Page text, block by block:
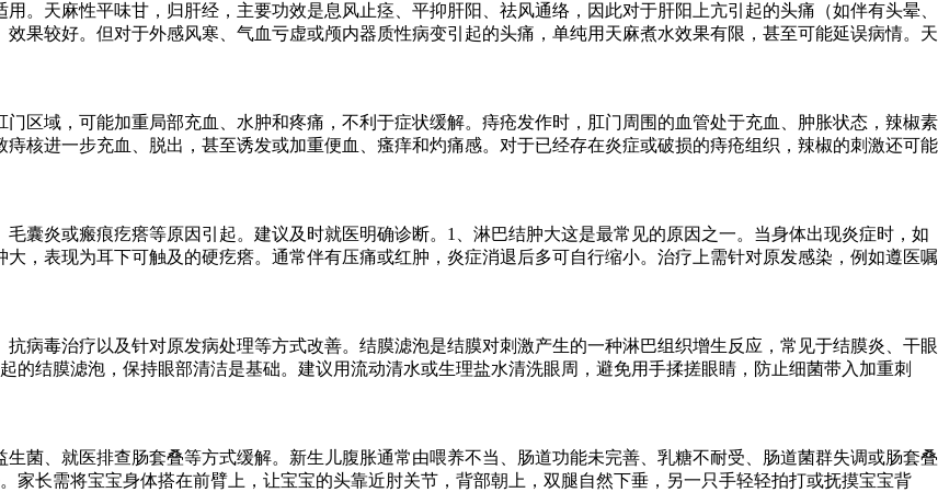
。天麻性平味甘，归肝经，主要功效是息风止痉、平抑肝阳、祛风通络，因此对于肝阳上亢引起的头痛（如伴有头晕、
果较好。但对于外感风寒、气血亏虚或颅内器质性病变引起的头痛，单纯用天麻煮水效果有限，甚至可能延误病情。天
区域，可能加重局部充血、水肿和疼痛，不利于症状缓解。痔疮发作时，肛门周围的血管处于充血、肿胀状态，辣椒素
核进一步充血、脱出，甚至诱发或加重便血、瘙痒和灼痛感。对于已经存在炎症或破损的痔疮组织，辣椒的刺激还可能
囊炎或瘢痕疙瘩等原因引起。建议及时就医明确诊断。1、淋巴结肿大这是最常见的原因之一。当身体出现炎症时，如
，表现为耳下可触及的硬疙瘩。通常伴有压痛或红肿，炎症消退后多可自行缩小。治疗上需针对原发感染，例如遵医嘱
病毒治疗以及针对原发病处理等方式改善。结膜滤泡是结膜对刺激产生的一种淋巴组织增生反应，常见于结膜炎、干眼
的结膜滤泡，保持眼部清洁是基础。建议用流动清水或生理盐水清洗眼周，避免用手揉搓眼睛，防止细菌带入加重刺
菌、就医排查肠套叠等方式缓解。新生儿腹胀通常由喂养不当、肠道功能未完善、乳糖不耐受、肠道菌群失调或肠套叠
家长需将宝宝身体搭在前臂上，让宝宝的头靠近肘关节，背部朝上，双腿自然下垂，另一只手轻轻拍打或抚摸宝宝背